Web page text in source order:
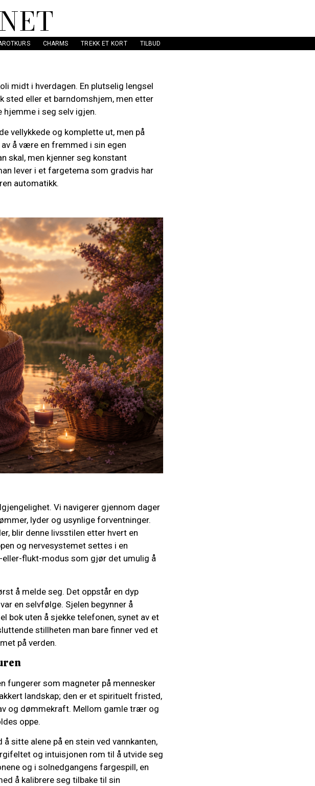
CHARMS TREKK ET KORT TILBUD
midt i hverdagen. En plutselig lengsel
sted eller et barndomshjem, men etter
hjemme i seg selv igjen.
vellykkede og komplette ut, men på
å være en fremmed i sin egen
skal, men kjenner seg konstant
lever i et fargetema som gradvis har
automatikk.
Vi navigerer gjennom dager
lyder og usynlige forventninger.
blir denne livsstilen etter hvert en
og nervesystemet settes i en
flukt-modus som gjør det umulig å
å melde seg. Det oppstår en dyp
en selvfølge. Sjelen begynner å
bok uten å sjekke telefonen, synet av et
stillheten man bare finner ved et
på verden.
fungerer som magneter på mennesker
landskap; den er et spirituelt fristed,
og dømmekraft. Mellom gamle trær og
oppe.
sitte alene på en stein ved vannkanten,
og intuisjonen rom til å utvide seg
og i solnedgangens fargespill, en
å kalibrere seg tilbake til sin